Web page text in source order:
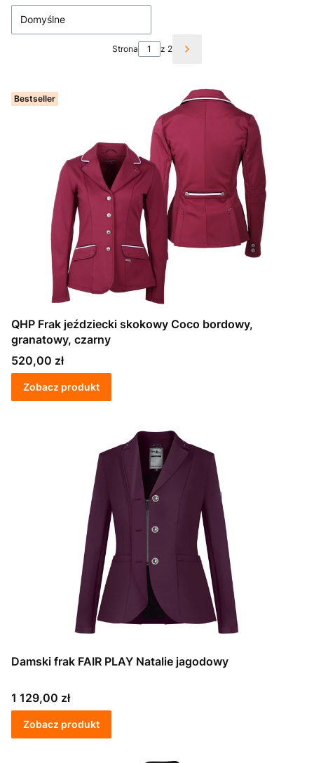
Domyślne
Strona z 2 Następne produkty
Bestseller
QHP Frak jeździecki skokowy Coco bordowy,
granatowy, czarny
Cena
520,00 zł
Zobacz produkt
Damski frak FAIR PLAY Natalie jagodowy
Cena
1 129,00 zł
Zobacz produkt